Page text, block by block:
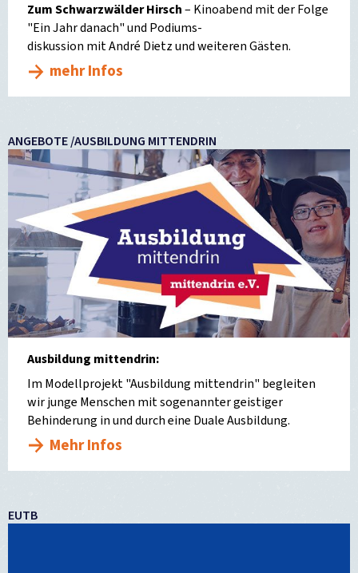
Zum Schwarzwälder Hirsch– Kinoabend mit der Folge
"Ein Jahr danach" und Podiums-
diskussion mit André Dietz und weiteren Gästen.
mehr Infos
ANGEBOTE /AUSBILDUNG MITTENDRIN
Ausbildung mittendrin:
Im Modellprojekt "Ausbildung mittendrin" begleiten
wir junge Menschen mit sogenannter geistiger
Behinderung in und durch eine Duale Ausbildung.
Mehr Infos
EUTB